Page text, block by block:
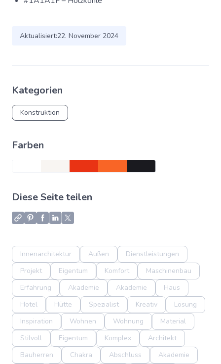
Aktualisiert:22. November 2024
Kategorien
Konstruktion
Farben
Diese Seite teilen
Innenarchitektur Außen
Dienstleistungen
Projekt
Eigentum Komfort
Maschinenbau
Erfahrung
Akademie Akademie
Haus
Hotel
Hütte Spezialist Kreativ
Lösung
Inspiration
Wohnen Wohnung
Material
Stilvoll
Eigentum Komplex
Architekt
Bauherren
Chakra Abschluss Akademie